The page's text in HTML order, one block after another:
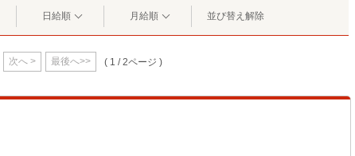
日給順 月給順 並び替え解除
次へ > 最後へ>> ( 1 / 2ページ )